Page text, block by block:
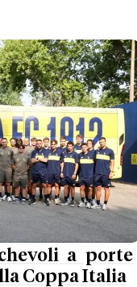
a porte
Coppa Italia